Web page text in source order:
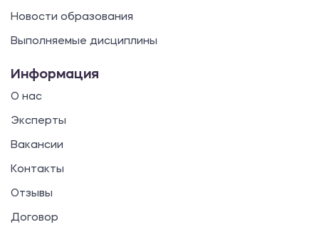
Новости образования
Выполняемые дисциплины
Информация
О нас
Эксперты
Вакансии
Контакты
Отзывы
Договор